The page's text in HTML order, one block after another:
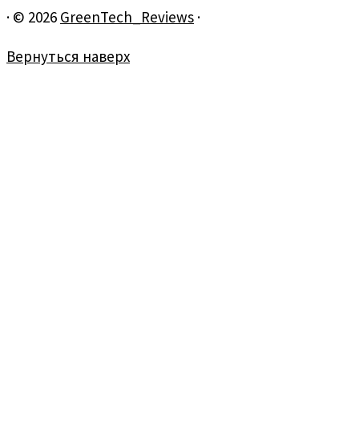
· © 2026 GreenTech_Reviews ·
Вернуться наверх